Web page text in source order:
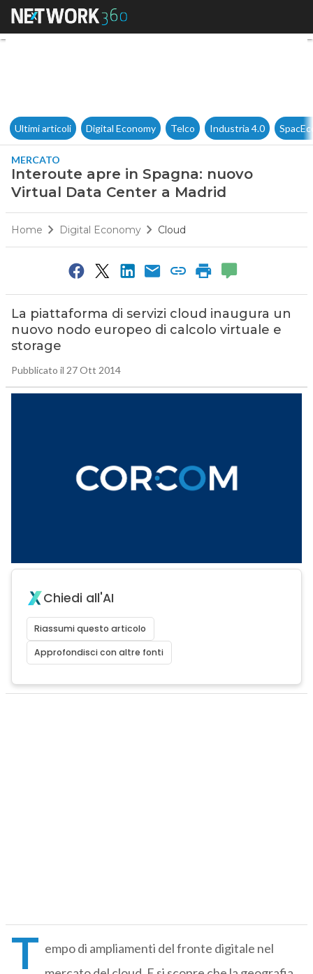
Interoute apre in Spagna:
Ultimi articoli Digital Economy Telco Industria 4.0
MERCATO
Interoute apre in Spagna: nuovo
Virtual Data Center a Madrid
Home Digital Economy Cloud
La piattaforma di servizi cloud inaugura un
nuovo nodo europeo di calcolo virtuale e
storage
Pubblicato il 27 Ott 2014
Chiedi all'AI
Riassumi questo articolo
Approfondisci con altre fonti
T empo di ampliamenti del fronte digitale nel